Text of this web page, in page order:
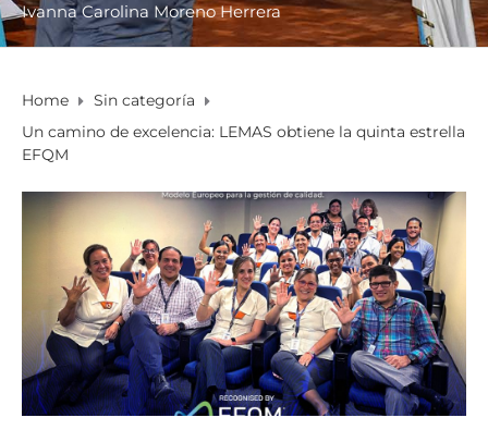
Ivanna Carolina Moreno Herrera
Home
Sin categoría
Un camino de excelencia: LEMAS obtiene la quinta estrella
EFQM